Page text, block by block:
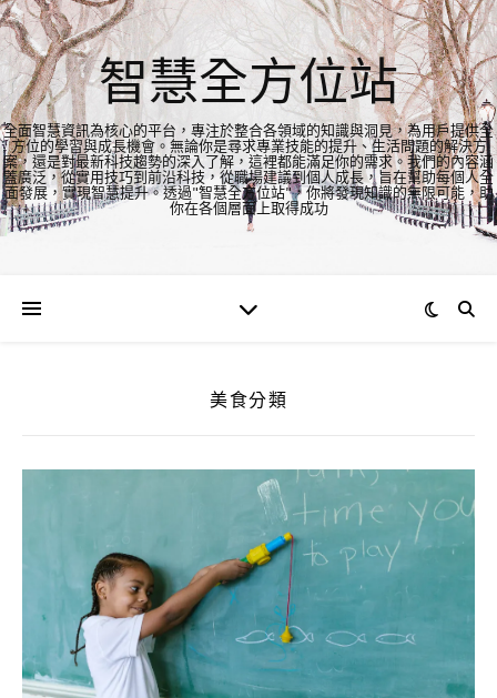
智慧全方位站
全面智慧資訊為核心的平台，專注於整合各領域的知識與洞見，為用戶提供全
方位的學習與成長機會。無論你是尋求專業技能的提升、生活問題的解決方
案，還是對最新科技趨勢的深入了解，這裡都能滿足你的需求。我們的內容涵
蓋廣泛，從實用技巧到前沿科技，從職場建議到個人成長，旨在幫助每個人全
面發展，實現智慧提升。透過"智慧全方位站"，你將發現知識的無限可能，助
你在各個層面上取得成功
美食分類